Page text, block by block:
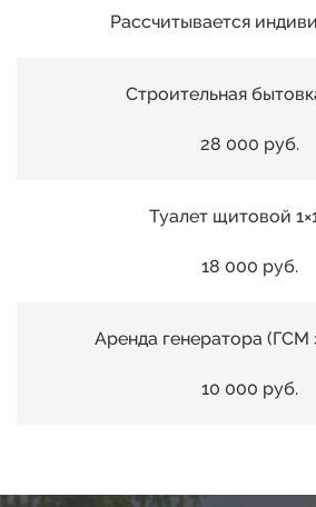
Рассчитывается
Строительная
28 000 руб.
Туалет щитовой
18 000 руб.
Аренда генератора (ГСМ
10 000 руб.
05
07
19
20
21
22
23
24
02
04